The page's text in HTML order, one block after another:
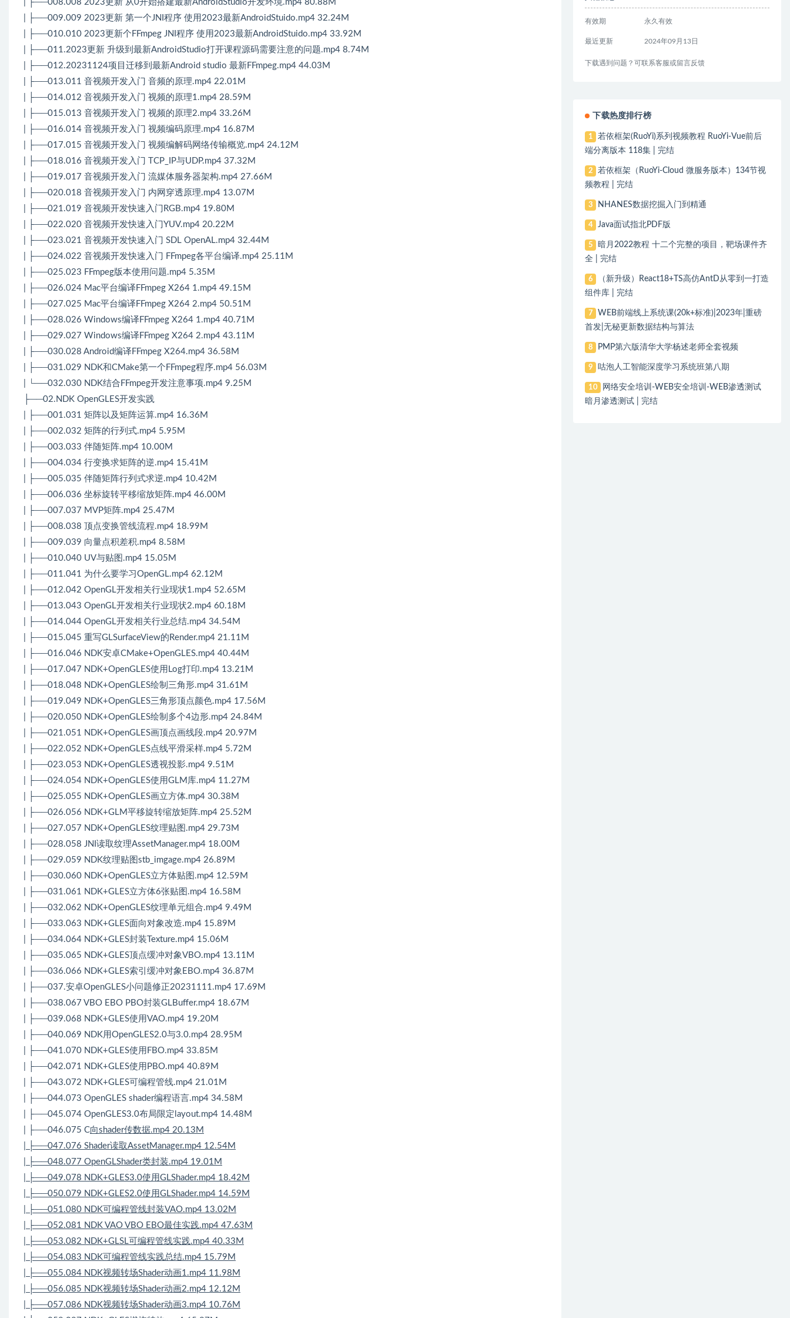
| ├──008.008 2023更新 从0开始搭建最新AndroidStudio开发环境.mp4 80.88M
| ├──009.009 2023更新 第一个JNI程序 使用2023最新AndroidStuido.mp4 32.24M
| ├──010.010 2023更新个FFmpeg JNI程序 使用2023最新AndroidStuido.mp4 33.92M
| ├──011.2023更新 升级到最新AndroidStudio打开课程源码需要注意的问题.mp4 8.74M
| ├──012.20231124项目迁移到最新Android studio 最新FFmpeg.mp4 44.03M
| ├──013.011 音视频开发入门 音频的原理.mp4 22.01M
| ├──014.012 音视频开发入门 视频的原理1.mp4 28.59M
| ├──015.013 音视频开发入门 视频的原理2.mp4 33.26M
| ├──016.014 音视频开发入门 视频编码原理.mp4 16.87M
| ├──017.015 音视频开发入门 视频编解码网络传输概览.mp4 24.12M
| ├──018.016 音视频开发入门 TCP_IP与UDP.mp4 37.32M
| ├──019.017 音视频开发入门 流媒体服务器架构.mp4 27.66M
| ├──020.018 音视频开发入门 内网穿透原理.mp4 13.07M
| ├──021.019 音视频开发快速入门RGB.mp4 19.80M
| ├──022.020 音视频开发快速入门YUV.mp4 20.22M
| ├──023.021 音视频开发快速入门 SDL OpenAL.mp4 32.44M
| ├──024.022 音视频开发快速入门 FFmpeg各平台编译.mp4 25.11M
| ├──025.023 FFmpeg版本使用问题.mp4 5.35M
| ├──026.024 Mac平台编译FFmpeg X264 1.mp4 49.15M
| ├──027.025 Mac平台编译FFmpeg X264 2.mp4 50.51M
| ├──028.026 Windows编译FFmpeg X264 1.mp4 40.71M
| ├──029.027 Windows编译FFmpeg X264 2.mp4 43.11M
| ├──030.028 Android编译FFmpeg X264.mp4 36.58M
| ├──031.029 NDK和CMake第一个FFmpeg程序.mp4 56.03M
| └──032.030 NDK结合FFmpeg开发注意事项.mp4 9.25M
├──02.NDK OpenGLES开发实践
| ├──001.031 矩阵以及矩阵运算.mp4 16.36M
| ├──002.032 矩阵的行列式.mp4 5.95M
| ├──003.033 伴随矩阵.mp4 10.00M
| ├──004.034 行变换求矩阵的逆.mp4 15.41M
| ├──005.035 伴随矩阵行列式求逆.mp4 10.42M
| ├──006.036 坐标旋转平移缩放矩阵.mp4 46.00M
| ├──007.037 MVP矩阵.mp4 25.47M
| ├──008.038 顶点变换管线流程.mp4 18.99M
| ├──009.039 向量点积差积.mp4 8.58M
| ├──010.040 UV与贴图.mp4 15.05M
| ├──011.041 为什么要学习OpenGL.mp4 62.12M
| ├──012.042 OpenGL开发相关行业现状1.mp4 52.65M
| ├──013.043 OpenGL开发相关行业现状2.mp4 60.18M
| ├──014.044 OpenGL开发相关行业总结.mp4 34.54M
| ├──015.045 重写GLSurfaceView的Render.mp4 21.11M
| ├──016.046 NDK安卓CMake+OpenGLES.mp4 40.44M
| ├──017.047 NDK+OpenGLES使用Log打印.mp4 13.21M
| ├──018.048 NDK+OpenGLES绘制三角形.mp4 31.61M
| ├──019.049 NDK+OpenGLES三角形顶点颜色.mp4 17.56M
| ├──020.050 NDK+OpenGLES绘制多个4边形.mp4 24.84M
| ├──021.051 NDK+OpenGLES画顶点画线段.mp4 20.97M
| ├──022.052 NDK+OpenGLES点线平滑采样.mp4 5.72M
| ├──023.053 NDK+OpenGLES透视投影.mp4 9.51M
| ├──024.054 NDK+OpenGLES使用GLM库.mp4 11.27M
| ├──025.055 NDK+OpenGLES画立方体.mp4 30.38M
| ├──026.056 NDK+GLM平移旋转缩放矩阵.mp4 25.52M
| ├──027.057 NDK+OpenGLES纹理贴图.mp4 29.73M
| ├──028.058 JNI读取纹理AssetManager.mp4 18.00M
| ├──029.059 NDK纹理贴图stb_imgage.mp4 26.89M
| ├──030.060 NDK+OpenGLES立方体贴图.mp4 12.59M
| ├──031.061 NDK+GLES立方体6张贴图.mp4 16.58M
| ├──032.062 NDK+OpenGLES纹理单元组合.mp4 9.49M
| ├──033.063 NDK+GLES面向对象改造.mp4 15.89M
| ├──034.064 NDK+GLES封装Texture.mp4 15.06M
| ├──035.065 NDK+GLES顶点缓冲对象VBO.mp4 13.11M
| ├──036.066 NDK+GLES索引缓冲对象EBO.mp4 36.87M
| ├──037.安卓OpenGLES小问题修正20231111.mp4 17.69M
| ├──038.067 VBO EBO PBO封装GLBuffer.mp4 18.67M
| ├──039.068 NDK+GLES使用VAO.mp4 19.20M
| ├──040.069 NDK用OpenGLES2.0与3.0.mp4 28.95M
| ├──041.070 NDK+GLES使用FBO.mp4 33.85M
| ├──042.071 NDK+GLES使用PBO.mp4 40.89M
| ├──043.072 NDK+GLES可编程管线.mp4 21.01M
| ├──044.073 OpenGLES shader编程语言.mp4 34.58M
| ├──045.074 OpenGLES3.0布局限定layout.mp4 14.48M
| ├──046.075 C向shader传数据.mp4 20.13M
| ├──047.076 Shader读取AssetManager.mp4 12.54M
| ├──048.077 OpenGLShader类封装.mp4 19.01M
| ├──049.078 NDK+GLES3.0使用GLShader.mp4 18.42M
| ├──050.079 NDK+GLES2.0使用GLShader.mp4 14.59M
| ├──051.080 NDK可编程管线封装VAO.mp4 13.02M
| ├──052.081 NDK VAO VBO EBO最佳实践.mp4 47.63M
| ├──053.082 NDK+GLSL可编程管线实践.mp4 40.33M
| ├──054.083 NDK可编程管线实践总结.mp4 15.79M
| ├──055.084 NDK视频转场Shader动画1.mp4 11.98M
| ├──056.085 NDK视频转场Shader动画2.mp4 12.12M
| ├──057.086 NDK视频转场Shader动画3.mp4 10.76M
有效期 永久有效
最近更新 2024年09月13日
下载遇到问题？可联系客服或留言反馈
下载热度排行榜
1
若依框架(RuoYi)系列视频教程 RuoYi-Vue前后
端分离版本 118集 | 完结
2
若依框架（RuoYi-Cloud 微服务版本）134节视
频教程 | 完结
3 NHANES数据挖掘入门到精通
4 Java面试指北PDF版
5
暗月2022教程 十二个完整的项目，靶场课件齐
全 | 完结
6
（新升级）React18+TS高仿AntD从零到一打造
组件库 | 完结
7
WEB前端线上系统课(20k+标准)|2023年|重磅
首发|无秘更新数据结构与算法
8 PMP第六版清华大学杨述老师全套视频
9 咕泡人工智能深度学习系统班第八期
10
网络安全培训-WEB安全培训-WEB渗透测试
暗月渗透测试 | 完结